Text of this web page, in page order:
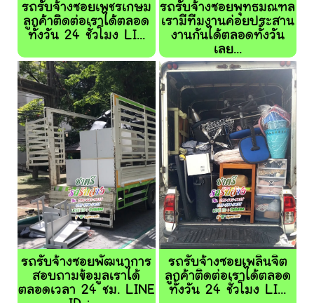
รถรับจ้างซอยเพชรเกษม
ลูกค้าติดต่อเราได้ตลอด
ทั้งวัน 24 ชั่วโมง LI...
รถรับจ้างซอยพุทธมณฑล
เรามีทีมงานค่อยประสาน
งานกันได้ตลอดทั้งวัน
เลย...
รถรับจ้างซอยพัฒนาการ
สอบถามข้อมูลเราได้
ตลอดเวลา 24 ชม. LINE
รถรับจ้างซอยเพลินจิต
ลูกค้าติดต่อเราได้ตลอด
ทั้งวัน 24 ชั่วโมง LI...